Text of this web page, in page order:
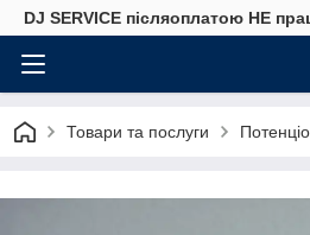
DJ SERVICE пiсляоплатою НЕ
Товари та послуги